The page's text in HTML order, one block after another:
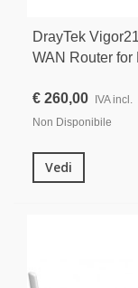
DrayTek
WAN Router for
€ 260,00 IVA incl.
Non Disponibile
Vedi